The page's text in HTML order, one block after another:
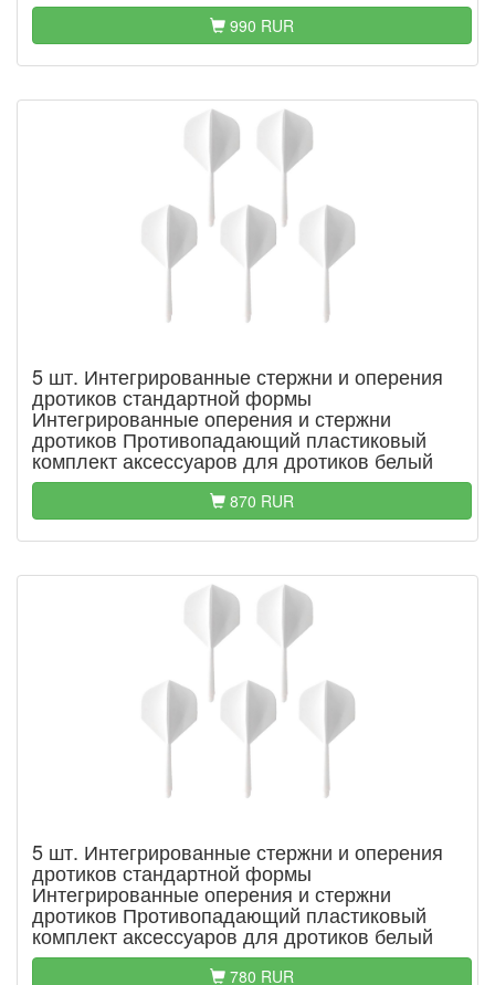
990 RUR
5 шт. Интегрированные стержни и оперения
дротиков стандартной формы
Интегрированные оперения и стержни
дротиков Противопадающий пластиковый
комплект аксессуаров для дротиков белый
870 RUR
5 шт. Интегрированные стержни и оперения
дротиков стандартной формы
Интегрированные оперения и стержни
дротиков Противопадающий пластиковый
комплект аксессуаров для дротиков белый
780 RUR